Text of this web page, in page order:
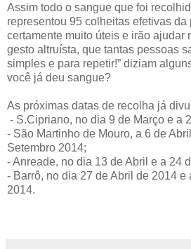
Assim todo o sangue que foi
representou 95 colheitas efetivas da
certamente muito úteis e irão ajudar
gesto altruísta, que tantas pessoas
simples e para repetir!” diziam
você já deu sangue?
As próximas datas de recolha já
- S.Cipriano, no dia 9 de Março e a
- São Martinho de Mouro, a 6 de
Setembro 2014;
- Anreade, no dia 13 de Abril e a 24
- Barrô, no dia 27 de Abril de 2014 e
2014.